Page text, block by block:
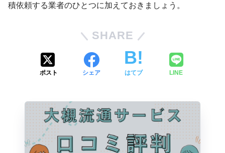
積依頼する業者のひとつに加えておきましょう。
SHARE
ポスト シェア はてブ LINE